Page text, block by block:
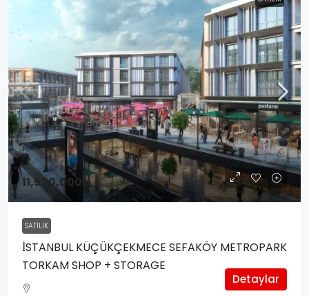
11,500,000₺
SATILIK
İSTANBUL KÜÇÜKÇEKMECE SEFAKÖY METROPARK
TORKAM SHOP + STORAGE
Detaylar